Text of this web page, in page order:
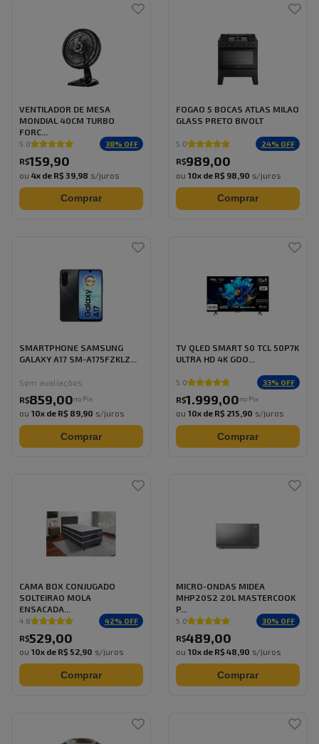
VENTILADOR DE MESA
MONDIAL 40CM TURBO
FORC...
5.0 38% OFF
R$159,90
ou 4x de R$ 39,98 s/juros
Comprar
FOGAO 5 BOCAS ATLAS MILAO
GLASS PRETO BIVOLT
5.0 24% OFF
R$989,00
ou 10x de R$ 98,90 s/juros
Comprar
SMARTPHONE SAMSUNG
GALAXY A17 SM-A175FZKLZ...
Sem avaliações
R$859,00no Pix
ou 10x de R$ 89,90 s/juros
Comprar
TV QLED SMART 50 TCL 50P7K
ULTRA HD 4K GOO...
5.0 33% OFF
R$1.999,00no Pix
ou 10x de R$ 215,90 s/juros
Comprar
CAMA BOX CONJUGADO
SOLTEIRAO MOLA
ENSACADA...
4.8 42% OFF
R$529,00
ou 10x de R$ 52,90 s/juros
Comprar
MICRO-ONDAS MIDEA
MHP20S2 20L MASTERCOOK
P...
5.0 30% OFF
R$489,00
ou 10x de R$ 48,90 s/juros
Comprar